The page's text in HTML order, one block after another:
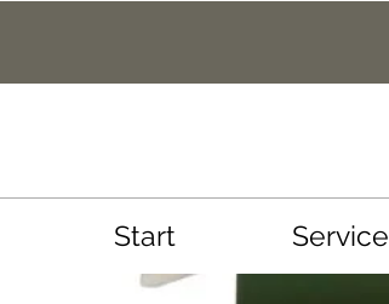
Start Service